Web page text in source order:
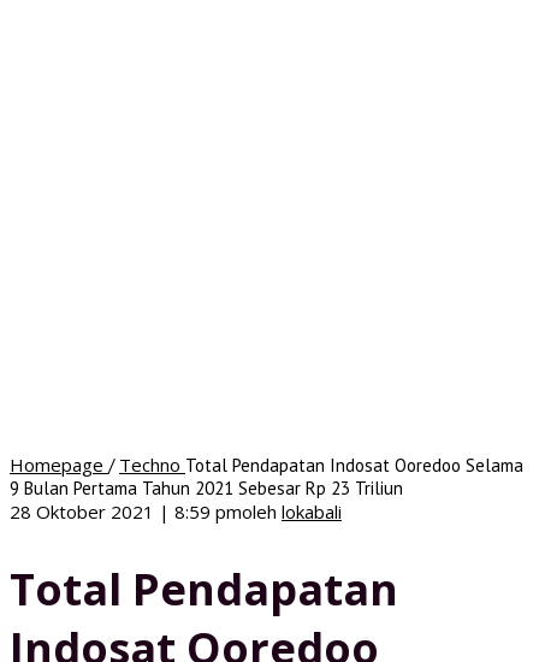
Homepage / Techno Total Pendapatan Indosat Ooredoo Selama
9 Bulan Pertama Tahun 2021 Sebesar Rp 23 Triliun
28 Oktober 2021 | 8:59 pmoleh lokabali
Total Pendapatan
Indosat Ooredoo